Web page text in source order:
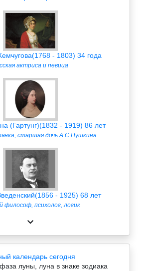
- 1803) 34 года
актриса и певица
(Гартунг)(1832 - 1919) 86 лет
старшая дочь А.С.Пушкина
- 1925) 68 лет
философ, психолог, логик
календарь сегодня
луны, луна в знаке зодиака